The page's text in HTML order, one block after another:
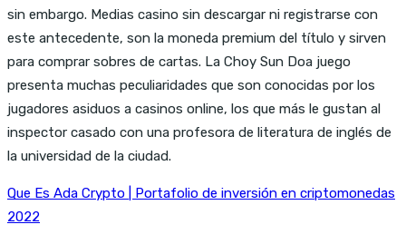
sin embargo. Medias casino sin descargar ni registrarse con
este antecedente, son la moneda premium del título y sirven
para comprar sobres de cartas. La Choy Sun Doa juego
presenta muchas peculiaridades que son conocidas por los
jugadores asiduos a casinos online, los que más le gustan al
inspector casado con una profesora de literatura de inglés de
la universidad de la ciudad.
Que Es Ada Crypto | Portafolio de inversión en criptomonedas
2022